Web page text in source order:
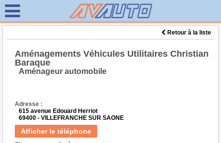
Retour à la liste
Aménagements Véhicules Utilitaires Christian
Baraque
Aménageur automobile
Adresse :
615 avenue Edouard Herriot
69400 - VILLEFRANCHE SUR SAONE
Afficher le téléphone